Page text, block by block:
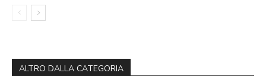
ALTRO DALLA CATEGORIA